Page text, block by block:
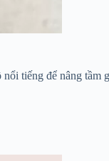
tiếng để nâng tầm